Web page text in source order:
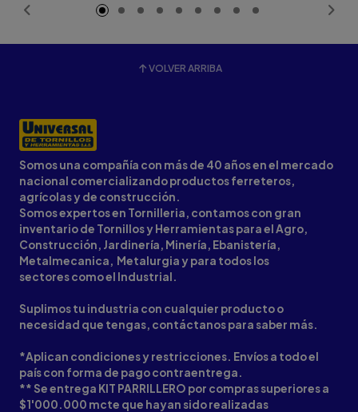
VOLVER ARRIBA
Somos una compañía con más de 40 años en el mercado
nacional comercializando productos ferreteros,
agrícolas y de construcción.
Somos expertos en Tornilleria, contamos con gran
inventario de Tornillos y Herramientas para el Agro,
Construcción, Jardinería, Minería, Ebanistería,
Metalmecanica, Metalurgia y para todos los
sectores como el Industrial.
Suplimos tu industria con cualquier producto o
necesidad que tengas, contáctanos para saber más.
*Aplican condiciones y restricciones. Envíos a todo el
país con forma de pago contraentrega.
** Se entrega KIT PARRILLERO por compras superiores a
$1'000.000 mcte que hayan sido realizadas